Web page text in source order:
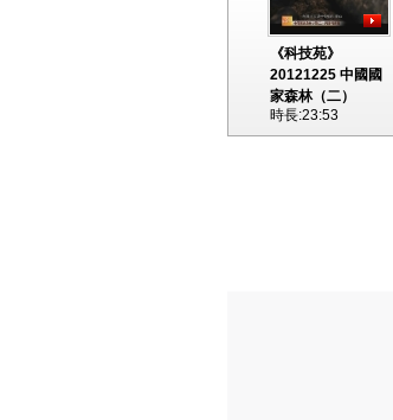
《科技苑》
20121225 中國國
家森林（二）
時長:23:53